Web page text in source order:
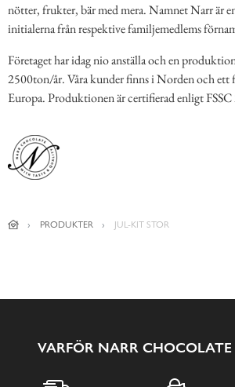
nötter, frukter, bär med mera. Namnet Narr är
initialerna från respektive familjemedlems
Företaget har idag nio anställa och en
2500ton/år. Våra kunder finns i Norden och ett
Europa. Produktionen är certifierad enligt
PRODUKTER JUL-KIT STOR
VARFÖR NARR CHOCOLATE